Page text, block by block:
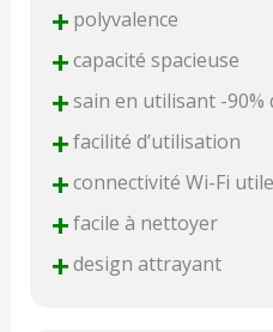
+polyvalence
+capacité spacieuse
+sain en utilisant -90%
+facilité d’utilisation
+connectivité Wi-Fi utile
+facile à nettoyer
+design attrayant